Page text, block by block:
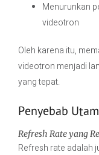
Menurunkan
videotron
Oleh karena itu,
videotron menjadi
yang tepat.
Penyebab
Refresh Rate yang
Refresh rate adalah